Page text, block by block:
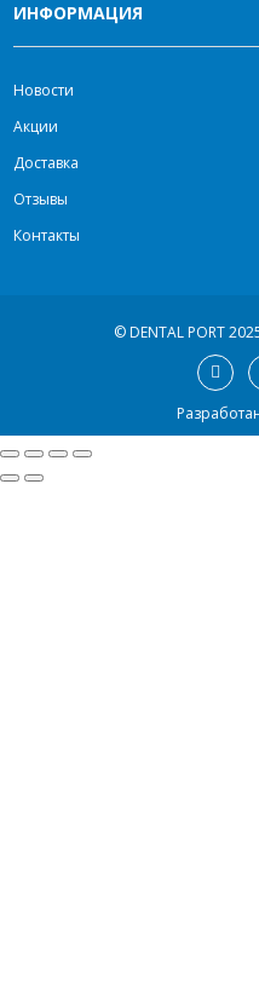
ИНФОРМАЦИЯ
Новости
Акции
Доставка
Отзывы
Контакты
© DENTAL PORT